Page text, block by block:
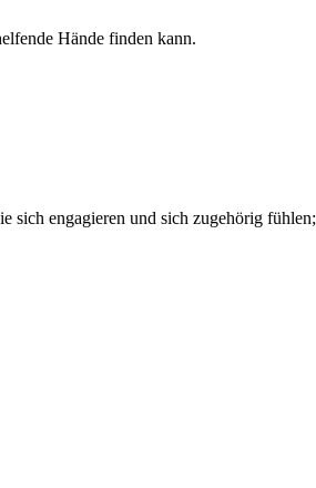
Hände finden kann.
sich engagieren und sich zugehörig fühlen;